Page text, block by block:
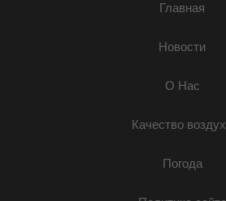
Главная
Новости
О Нас
Качество
Погода